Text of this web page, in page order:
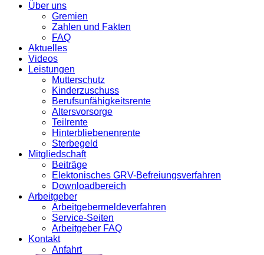
Über uns
Gremien
Zahlen und Fakten
FAQ
Aktuelles
Videos
Leistungen
Mutterschutz
Kinderzuschuss
Berufsunfähigkeitsrente
Altersvorsorge
Teilrente
Hinterbliebenenrente
Sterbegeld
Mitgliedschaft
Beiträge
Elektonisches GRV-Befreiungsverfahren
Downloadbereich
Arbeitgeber
Arbeitgebermeldeverfahren
Service-Seiten
Arbeitgeber FAQ
Kontakt
Anfahrt